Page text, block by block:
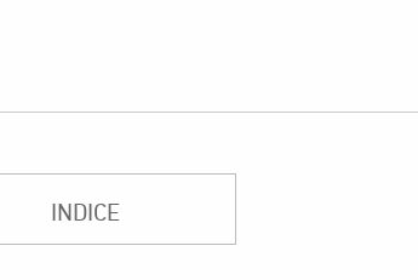
INDICE